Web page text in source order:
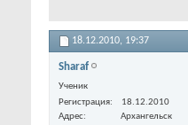
18.12.2010, 19:37
Sharaf
Ученик
Регистрация
18.12.2010
Адрес
Архангельск